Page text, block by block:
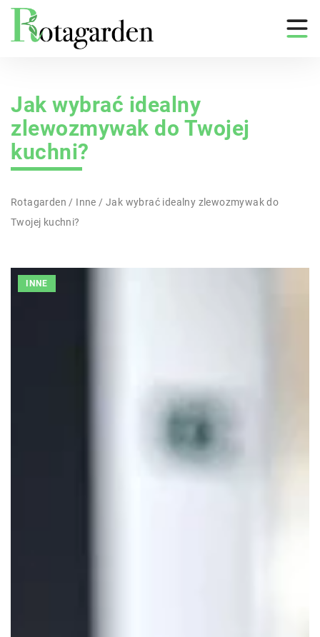
Jak wybrać idealny
zlewozmywak do Twojej
kuchni?
Rotagarden / Inne /Jak wybrać idealny zlewozmywak do
Twojej kuchni?
INNE